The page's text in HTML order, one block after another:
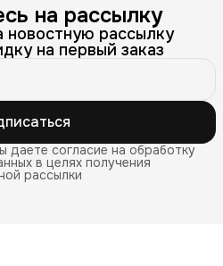
на рассылку
новостную рассылку
на первый заказ
даете согласие на обработку
в целях получения
рассылки